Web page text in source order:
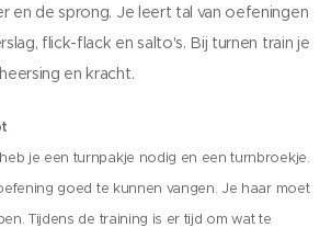
en de sprong. Je leert tal van oefeningen
flick-flack en salto's. Bij turnen train je
en kracht.
je een turnpakje nodig en een turnbroekje.
goed te kunnen vangen. Je haar moet
Tijdens de training is er tijd om wat te